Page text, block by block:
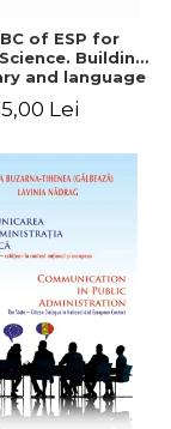
of ESP for
Building
and language
Lei